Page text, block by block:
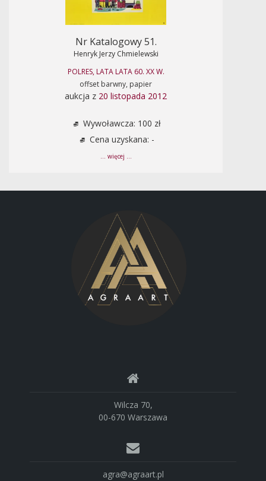
Nr Katalogowy 51.
Henryk Jerzy Chmielewski
POLRES, LATA LATA 60. XX W.
offset barwny, papier
aukcja z 20 listopada 2012
Wywoławcza: 100 zł
Cena uzyskana: -
... więcej ...
Wilcza 70,
00-670 Warszawa
agra@agraart.pl